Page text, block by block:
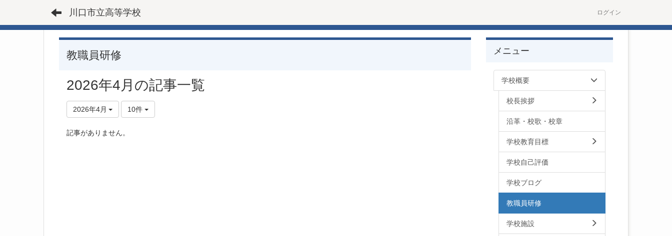
川口市立高等学校 ログイン
教職員研修
2026年4月の記事一覧
2026年4月 10件
記事がありません。
メニュー
学校概要
校長挨拶
沿革・校歌・校章
学校教育目標
学校自己評価
学校ブログ
教職員研修
学校施設